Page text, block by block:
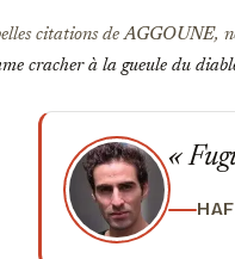
citations deAGGOUNE,
cracher à la gueule du